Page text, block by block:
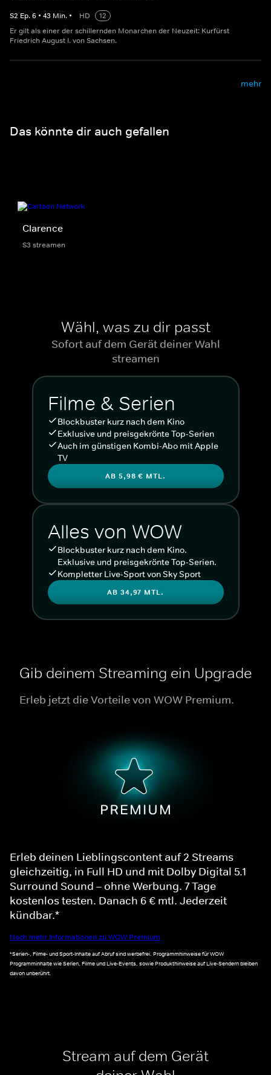
S2 Ep.6 • 43 Min. • HD
12
Er gilt als einer der schillernden Monarchen der Neuzeit: Kurfürst
Friedrich August I. von Sachsen.
mehr
Das könnte dir auch gefallen
Clarence
S3 streamen
Wähl, was zu dir passt
Sofort auf dem Gerät deiner Wahl
streamen
Filme & Serien
Blockbuster kurz nach dem Kino
Exklusive und preisgekrönte Top-Serien
Auch im günstigen Kombi-Abo mit Apple
TV
AB 5,98 € MTL.
Alles von WOW
Blockbuster kurz nach dem Kino.
Exklusive und preisgekrönte Top-Serien.
Kompletter Live-Sport von Sky Sport
AB 34,97 MTL.
Gib deinem Streaming ein Upgrade
Erleb jetzt die Vorteile von WOW Premium.
Erleb deinen Lieblingscontent auf 2 Streams
gleichzeitig, in Full HD und mit Dolby Digital 5.1
Surround Sound – ohne Werbung. 7 Tage
kostenlos testen. Danach 6 € mtl. Jederzeit
kündbar.*
Noch mehr Informationen zu WOW Premium
*Serien-, Filme- und Sport-Inhalte auf Abruf sind werbefrei. Programmhinweise für WOW
Programminhalte wie Serien, Filme und Live-Events, sowie Produkthinweise auf Live-Sendern bleiben
davon unberührt.
Stream auf dem Gerät